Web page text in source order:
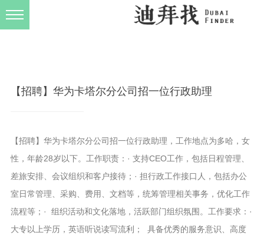
【招聘】华为卡塔尔分公司招一位行政助理
【招聘】华为卡塔尔分公司招一位行政助理，工作地点为多哈，女
性，年龄28岁以下。工作职责：· 支持CEO工作，包括日程管理、
差旅安排、会议组织和客户接待；· 担行政工作接口人，包括办公
室日常管理、采购、费用、文档等，统筹管理相关事务，优化工作
流程等；· 组织活动和文化落地，活跃部门组织氛围。工作要求：·
大专以上学历，英语听说读写流利； 具备优秀的服务意识、高度